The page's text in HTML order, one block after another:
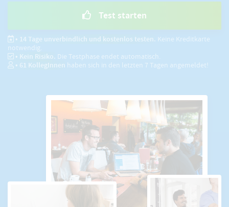
Test starten
• 14 Tage unverbindlich und kostenlos testen. Keine Kreditkarte
notwendig.
• Kein Risiko. Die Testphase endet automatisch.
• 61 KollegInnen haben sich in den letzten 7 Tagen angemeldet!